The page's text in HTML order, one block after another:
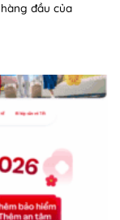
đầu của